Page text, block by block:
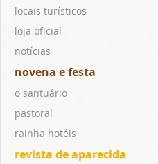
locais turísticos
loja oficial
notícias
novena e festa
o santuário
pastoral
rainha hotéis
revista de aparecida